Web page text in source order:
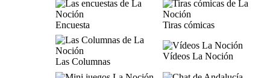
Encuesta Tiras cómicas
Las Columnas
Vídeos La Noción